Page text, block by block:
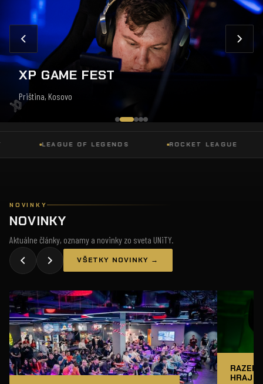
XP GAME FEST
Priština, Kosovo
LEAGUE OF LEGENDS ROCKET LEAGUE
NOVINKY
NOVINKY
Aktuálne články, oznamy a novinky zo sveta UNiTY.
VŠETKY NOVINKY →
RAZER
HRAJ